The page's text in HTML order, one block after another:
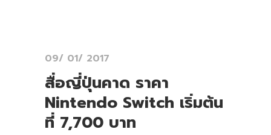
09/ 01/ 2017
สื่อญี่ปุ่นคาด ราคา
Nintendo Switch เริ่มต้น
ที่ 7,700 บาท